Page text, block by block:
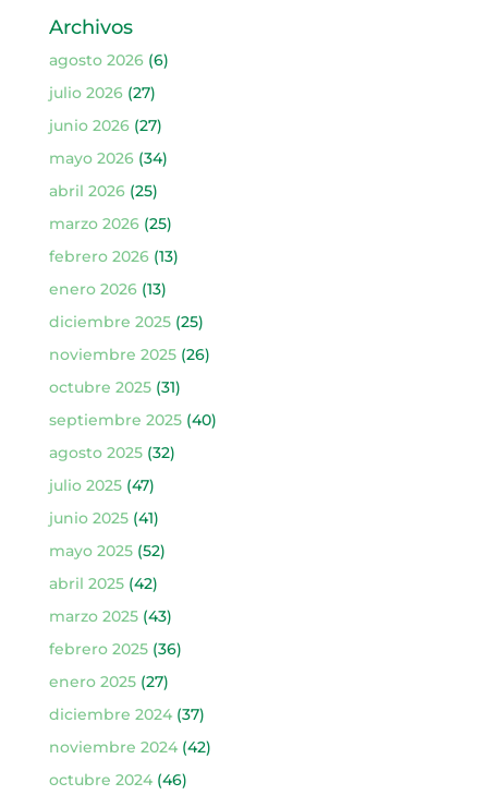
Archivos
agosto 2026(6)
julio 2026(27)
junio 2026(27)
mayo 2026(34)
abril 2026(25)
marzo 2026(25)
febrero 2026(13)
enero 2026(13)
diciembre 2025(25)
noviembre 2025(26)
octubre 2025(31)
septiembre 2025(40)
agosto 2025(32)
julio 2025(47)
junio 2025(41)
mayo 2025(52)
abril 2025(42)
marzo 2025(43)
febrero 2025(36)
enero 2025(27)
diciembre 2024(37)
noviembre 2024(42)
octubre 2024(46)